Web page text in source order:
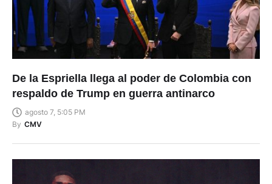
De la Espriella llega al poder de Colombia con
respaldo de Trump en guerra antinarco
agosto 7, 5:05 PM
By CMV